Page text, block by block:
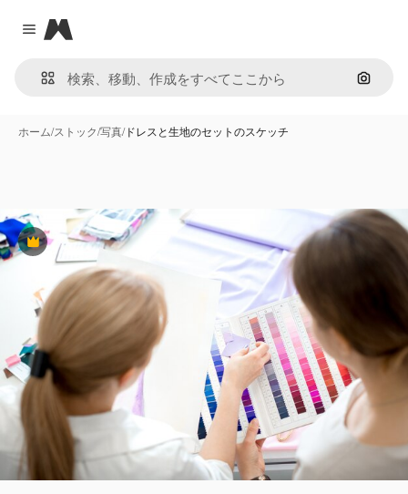
Close menu
Magnific
画像で
ホーム/ストック/写真/ドレスと生地のセットのスケッチ
Premium